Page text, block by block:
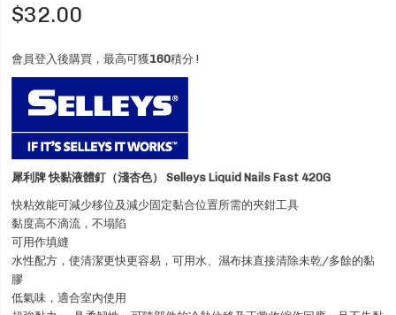
$32.00
會員登入後購買，最高可獲160積分 !
犀利牌 快黏液體釘（淺杏色） Selleys Liquid Nails Fast 420G
快粘效能可減少移位及減少固定黏合位置所需的夾鉗工具
黏度高不滴流，不塌陷
可用作填縫
水性配方，使清潔更快更容易，可用水、濕布抹直接清除未乾/多餘的黏
膠
低氣味，適合室內使用